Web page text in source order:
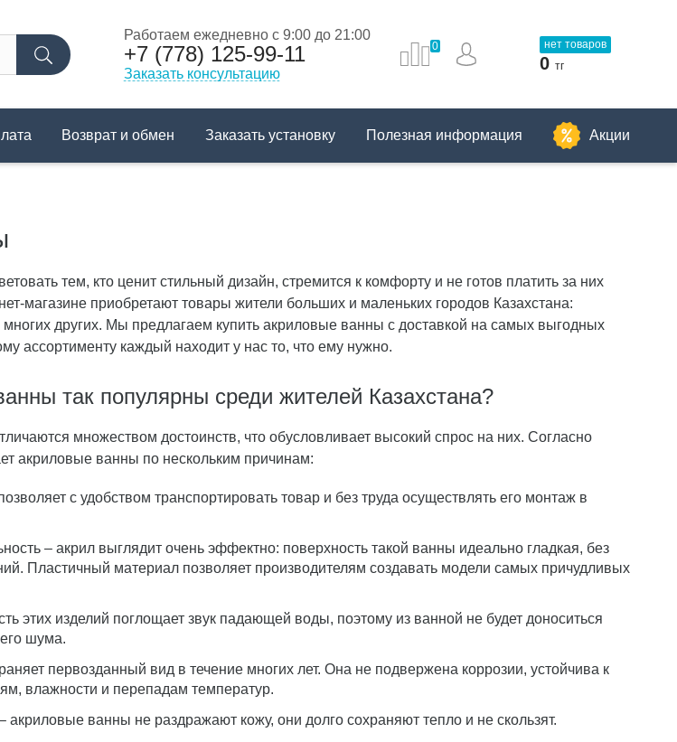
Работаем ежедневно с 9:00 до 21:00
+7 (778) 125-99-11
Заказать консультацию
0 нет товаров
0 тг
Возврат и обмен Заказать установку Полезная информация Акции
тем, кто ценит стильный дизайн, стремится к комфорту и не готов платить за них
магазине приобретают товары жители больших и маленьких городов Казахстана:
других. Мы предлагаем купить акриловые ванны с доставкой на самых выгодных
ассортименту каждый находит у нас то, что ему нужно.
так популярны среди жителей Казахстана?
множеством достоинств, что обусловливает высокий спрос на них. Согласно
акриловые ванны по нескольким причинам:
с удобством транспортировать товар и без труда осуществлять его монтаж в
– акрил выглядит очень эффектно: поверхность такой ванны идеально гладкая, без
Пластичный материал позволяет производителям создавать модели самых причудливых
этих изделий поглощает звук падающей воды, поэтому из ванной не будет доноситься
шума.
первозданный вид в течение многих лет. Она не подвержена коррозии, устойчива к
влажности и перепадам температур.
акриловые ванны не раздражают кожу, они долго сохраняют тепло и не скользят.